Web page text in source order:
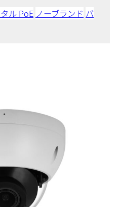
ル PoE ノーブランド バ